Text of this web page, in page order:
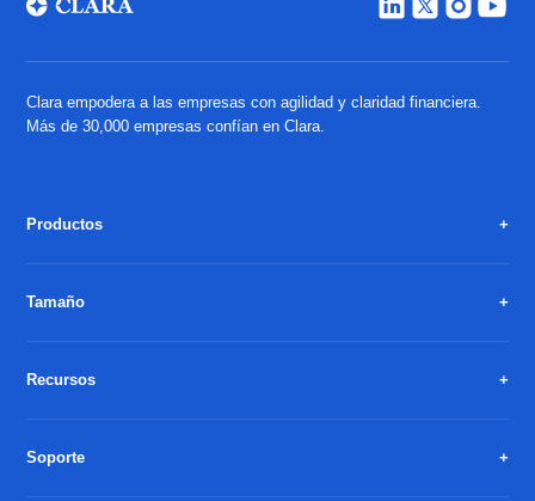
Clara empodera a las empresas con agilidad y claridad financiera.
Más de 30,000 empresas confían en Clara.
Productos
Tamaño
Recursos
Soporte